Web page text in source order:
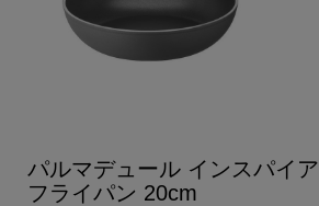
パルマデュール インスパイア
フライパン 20cm